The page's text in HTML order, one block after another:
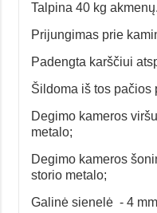
Talpina 40 kg akmenų.
Prijungimas prie
Padengta karščiui
Šildoma iš tos pačios
Degimo kameros
metalo;
Degimo kameros
storio metalo;
Galinė sienelė - 4